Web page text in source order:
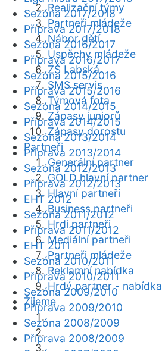
Realizační týmy
Partneři mládeže
Nábor dětí
Úspěchy mládeže
ZŠ Labská
SMS servis
Týmová fota
Zápasy juniorů
Zápasy dorostu
Partneři
Generální partner
GOLD hlavní partner
Hlavní partneři
Business partneři
Hrdí partneři
Mediální partneři
Partneři mládeže
Reklamní nabídka
Hrdý partner - nabídka
Žijeme
Sezóna 2017/2018
Příprava 2017/2018
Sezóna 2016/2017
Příprava 2016/2017
Sezóna 2015/2016
Příprava 2015/2016
Sezóna 2014/2015
Příprava 2014/2015
Sezóna 2013/2014
Příprava 2013/2014
Sezóna 2012/2013
Příprava 2012/2013
EHT 2012
Sezóna 2011/2012
Příprava 2011/2012
EHT 2011
Sezóna 2010/2011
Příprava 2010/2011
Sezóna 2009/2010
Příprava 2009/2010
Sezóna 2008/2009
Příprava 2008/2009